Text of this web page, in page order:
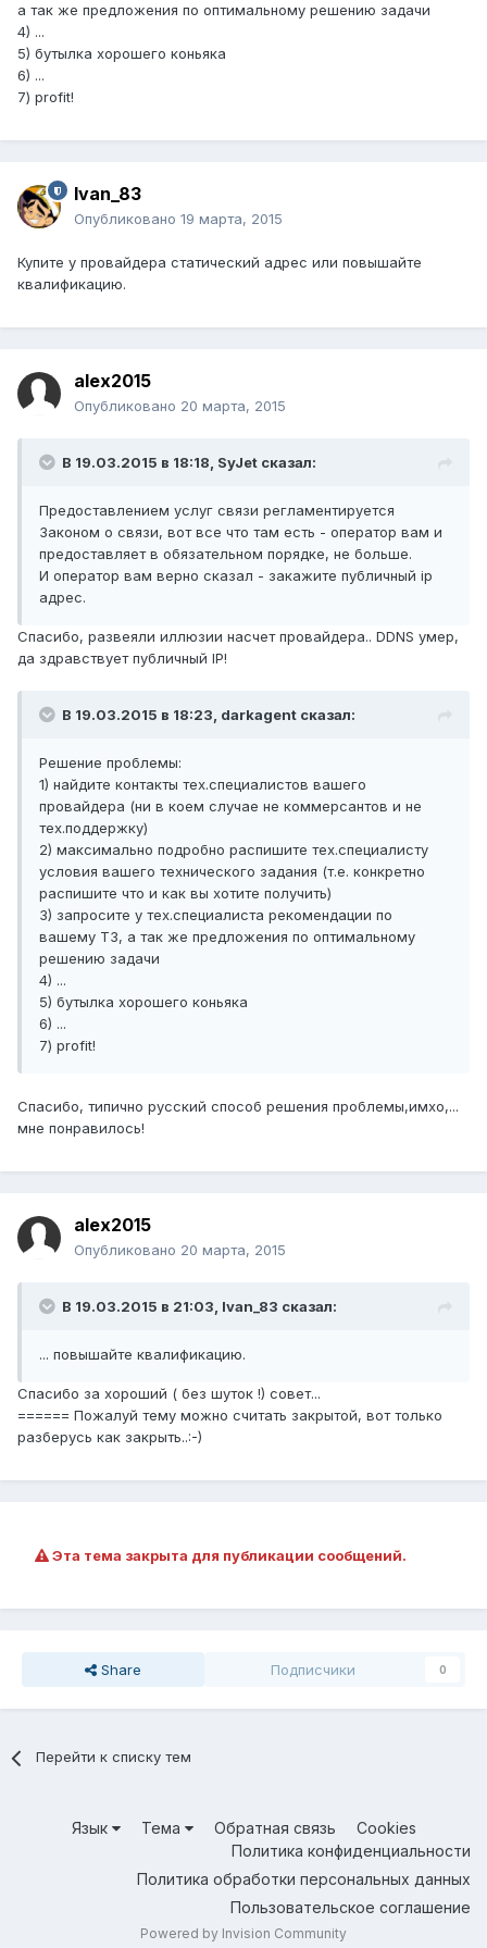
а так же предложения по оптимальному решению задачи
4) ...
5) бутылка хорошего коньяка
6) ...
7) profit!
Ivan_83
Опубликовано 19 марта, 2015
Купите у провайдера статический адрес или повышайте
квалификацию.
alex2015
Опубликовано 20 марта, 2015
В 19.03.2015 в 18:18, SyJet сказал:
Предоставлением услуг связи регламентируется
Законом о связи, вот все что там есть - оператор вам и
предоставляет в обязательном порядке, не больше.
И оператор вам верно сказал - закажите публичный ip
адрес.
Спасибо, развеяли иллюзии насчет провайдера.. DDNS умер,
да здравствует публичный IP!
В 19.03.2015 в 18:23, darkagent сказал:
Решение проблемы:
1) найдите контакты тех.специалистов вашего
провайдера (ни в коем случае не коммерсантов и не
тех.поддержку)
2) максимально подробно распишите тех.специалисту
условия вашего технического задания (т.е. конкретно
распишите что и как вы хотите получить)
3) запросите у тех.специалиста рекомендации по
вашему ТЗ, а так же предложения по оптимальному
решению задачи
4) ...
5) бутылка хорошего коньяка
6) ...
7) profit!
Спасибо, типично русский способ решения проблемы,имхо,...
мне понравилось!
alex2015
Опубликовано 20 марта, 2015
В 19.03.2015 в 21:03, Ivan_83 сказал:
... повышайте квалификацию.
Спасибо за хороший ( без шуток !) совет...
====== Пожалуй тему можно считать закрытой, вот только
разберусь как закрыть..:-)
Эта тема закрыта для публикации сообщений.
Share Подписчики 0
Перейти к списку тем
Язык Тема Обратная связь
Cookies
Политика конфиденциальности
Политика обработки персональных данных
Пользовательское соглашение
Powered by Invision Community